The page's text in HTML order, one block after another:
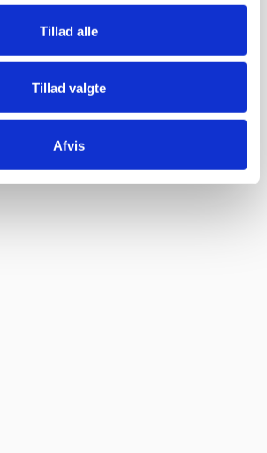
Tillad alle
Tillad valgte
Afvis